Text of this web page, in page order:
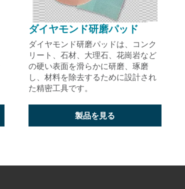
ダイヤモンド研磨パッド
ダイヤモンド研磨パッドは、コンク
リート、石材、大理石、花崗岩など
の硬い表面を滑らかに研磨、琢磨
し、材料を除去するために設計され
た精密工具です。
製品を見る